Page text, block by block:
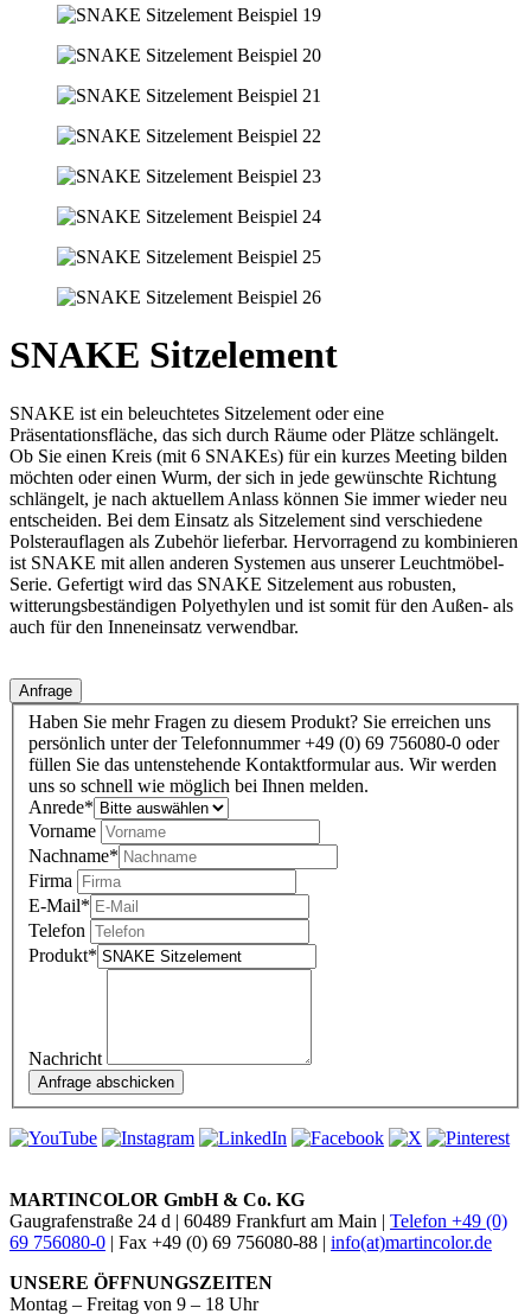
SNAKE Sitzelement
SNAKE ist ein beleuchtetes Sitzelement oder eine
Präsentationsfläche, das sich durch Räume oder Plätze schlängelt.
Ob Sie einen Kreis (mit 6 SNAKEs) für ein kurzes Meeting bilden
möchten oder einen Wurm, der sich in jede gewünschte Richtung
schlängelt, je nach aktuellem Anlass können Sie immer wieder neu
entscheiden. Bei dem Einsatz als Sitzelement sind verschiedene
Polsterauflagen als Zubehör lieferbar. Hervorragend zu kombinieren
ist SNAKE mit allen anderen Systemen aus unserer Leuchtmöbel-
Serie. Gefertigt wird das SNAKE Sitzelement aus robusten,
witterungsbeständigen Polyethylen und ist somit für den Außen- als
auch für den Inneneinsatz verwendbar.
Anfrage
Haben Sie mehr Fragen zu diesem Produkt? Sie erreichen uns
persönlich unter der Telefonnummer +49 (0) 69 756080-0 oder
füllen Sie das untenstehende Kontaktformular aus. Wir werden
uns so schnell wie möglich bei Ihnen melden.
Anrede*
Vorname
Nachname*
Firma
E-Mail*
Telefon
Produkt*
Nachricht
MARTINCOLOR GmbH & Co. KG
Gaugrafenstraße 24 d | 60489 Frankfurt am Main | Telefon +49 (0)
69 756080-0 | Fax +49 (0) 69 756080-88 | info(at)martincolor.de
UNSERE ÖFFNUNGSZEITEN
Montag – Freitag von 9 – 18 Uhr